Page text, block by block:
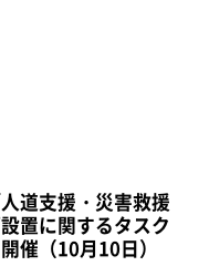
道支援・災害救援
置に関するタスク
催（10月10日）